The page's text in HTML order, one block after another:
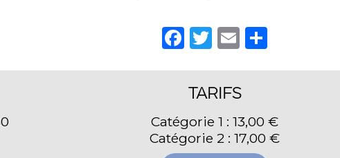
Facebook
Twitter
Email
TARIFS
Catégorie 1 : 13,00 €
Catégorie 2 : 17,00 €